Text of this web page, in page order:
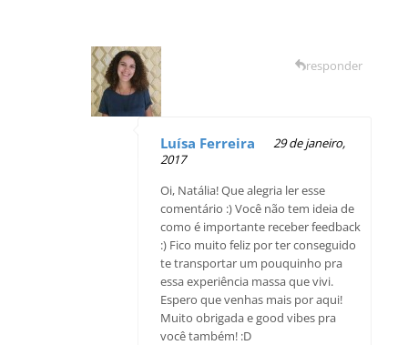
Luísa Ferreira
29 de janeiro,
2017
Oi, Natália! Que alegria ler esse
comentário :) Você não tem ideia de
como é importante receber feedback
:) Fico muito feliz por ter conseguido
te transportar um pouquinho pra
essa experiência massa que vivi.
Espero que venhas mais por aqui!
Muito obrigada e good vibes pra
você também! :D
responder